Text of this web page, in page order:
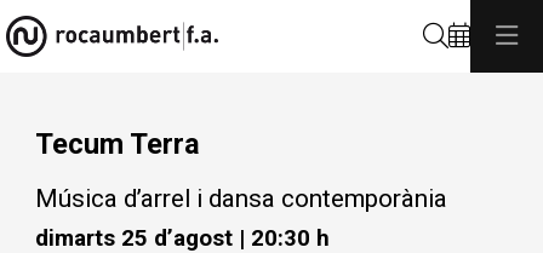
Tecum Terra
Música d’arrel i dansa contemporània
dimarts 25 d’agost | 20:30 h